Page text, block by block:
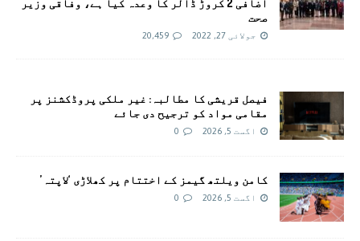
اضافی 2 کروڑ ڈالر کا وعدہ کیا ہے، وفاقی وزیر
صحت
جولائی 27, 2022 20,459
فیصل قریشی کا مطالبہ: غیر ملکی پروڈکشنز پر
مقامی مواد کو ترجیح دی جائے
اگست 5, 2026 0
کامن ویلتھ گیمز کے اختتام پر کھلاڑی ‘لاپتہ’
اگست 5, 2026 0